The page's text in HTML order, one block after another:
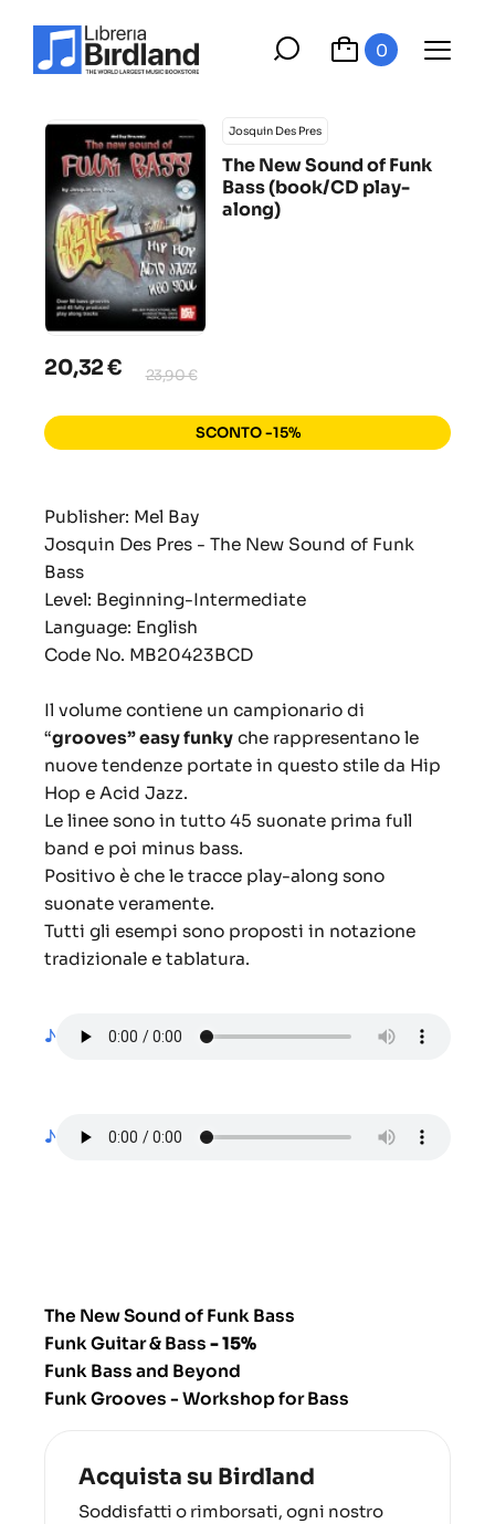
0
Josquin Des Pres
The New Sound of Funk
Bass (book/CD play-
along)
20,32 € 23,90 €
SCONTO -15%
Publisher: Mel Bay
Josquin Des Pres - The New Sound of Funk
Bass
Level: Beginning-Intermediate
Language: English
Code No. MB20423BCD
Il volume contiene un campionario di
“grooves” easy funky che rappresentano le
nuove tendenze portate in questo stile da Hip
Hop e Acid Jazz.
Le linee sono in tutto 45 suonate prima full
band e poi minus bass.
Positivo è che le tracce play-along sono
suonate veramente.
Tutti gli esempi sono proposti in notazione
tradizionale e tablatura.
♪
♪
The New Sound of Funk Bass
Funk Guitar & Bass - 15%
Funk Bass and Beyond
Funk Grooves - Workshop for Bass
Acquista su Birdland
Soddisfatti o rimborsati, ogni nostro